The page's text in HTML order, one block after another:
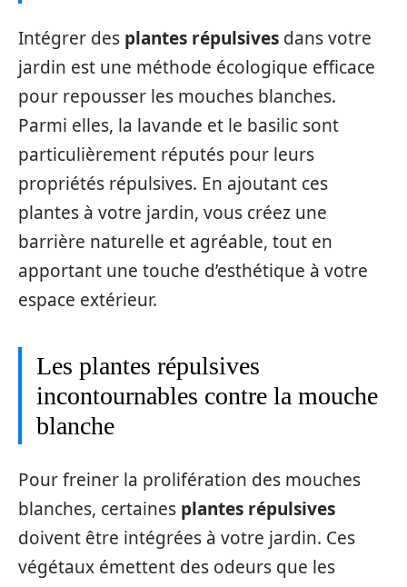
Intégrer des plantes répulsives dans votre
jardin est une méthode écologique efficace
pour repousser les mouches blanches.
Parmi elles, la lavande et le basilic sont
particulièrement réputés pour leurs
propriétés répulsives. En ajoutant ces
plantes à votre jardin, vous créez une
barrière naturelle et agréable, tout en
apportant une touche d’esthétique à votre
espace extérieur.
Les plantes répulsives
incontournables contre la mouche
blanche
Pour freiner la prolifération des mouches
blanches, certaines plantes répulsives
doivent être intégrées à votre jardin. Ces
végétaux émettent des odeurs que les